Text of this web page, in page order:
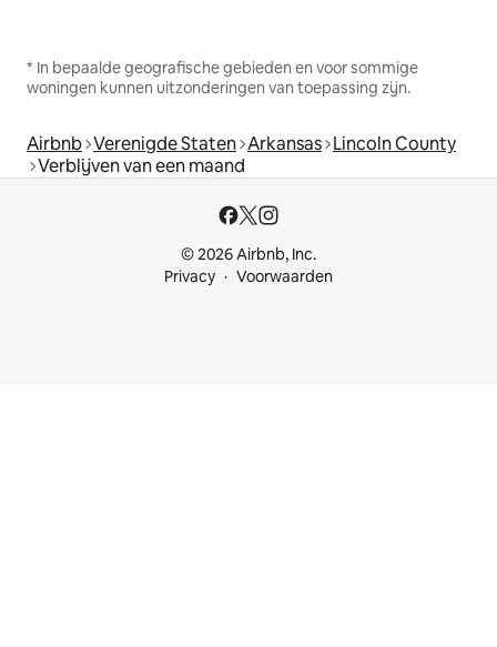
* In bepaalde geografische gebieden en voor sommige
woningen kunnen uitzonderingen van toepassing zijn.
Airbnb Verenigde Staten Arkansas Lincoln County
Verblijven van een maand
© 2026 Airbnb, Inc.
Privacy
Voorwaarden